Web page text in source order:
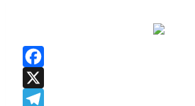
Facebook
X